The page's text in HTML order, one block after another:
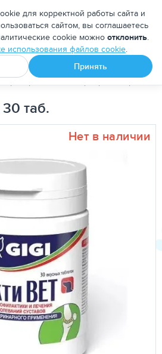
Москва
Ветмедин От блох и клещей
препараты Хондропротекторы
таб.
Нет в наличии
для корректной работы сайта и
сайтом, вы соглашаетесь
cookie можноотклонить.
использования файлов cookie.
Принять